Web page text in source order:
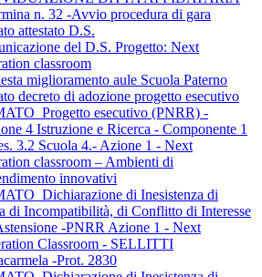
n. 32 -Avvio procedura di gara
attestato D.S.
del D.S. Progetto: Next
classroom
miglioramento aule Scuola Paterno
decreto di adozione progetto esecutivo
esecutivo (PNRR) -
4 Istruzione e Ricerca - Componente 1
3.2 Scuola 4.- Azione 1 - Next
classroom – Ambienti di
innovativi
di Inesistenza di
di Incompatibilità, di Conflitto di Interesse
-PNRR Azione 1 - Next
Classroom - SELLITTI
-Prot. 2830